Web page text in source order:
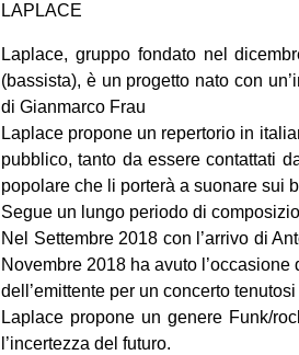
LAPLACE
Laplace, gruppo fondato nel
(bassista), è un progetto nato con
di Gianmarco Frau
Laplace propone un repertorio in
pubblico, tanto da essere contattati
popolare che li porterà a suonare sui
Segue un lungo periodo di
Nel Settembre 2018 con l’arrivo di
Novembre 2018 ha avuto
dell’emittente per un concerto
Laplace propone un genere Funk/
l’incertezza del futuro.